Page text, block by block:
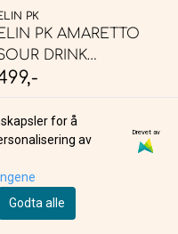
PK
PK AMARETTO
DRINK
for å
av
Drevet av
Godta alle